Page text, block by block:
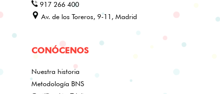
917 266 400
Av. de los Toreros, 9-11, Madrid
CONÓCENOS
Nuestra historia
Metodología BNS